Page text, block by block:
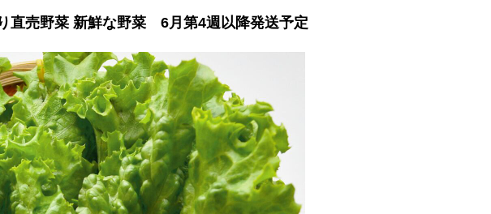
直売野菜 新鮮な野菜 6月第4週以降発送予定